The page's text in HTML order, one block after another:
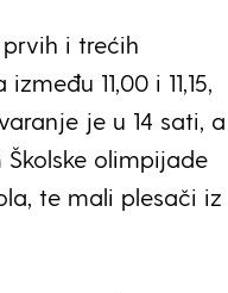
i trećih
11,00 i 11,15,
je u 14 sati, a
Školske olimpijade
te mali plesači iz